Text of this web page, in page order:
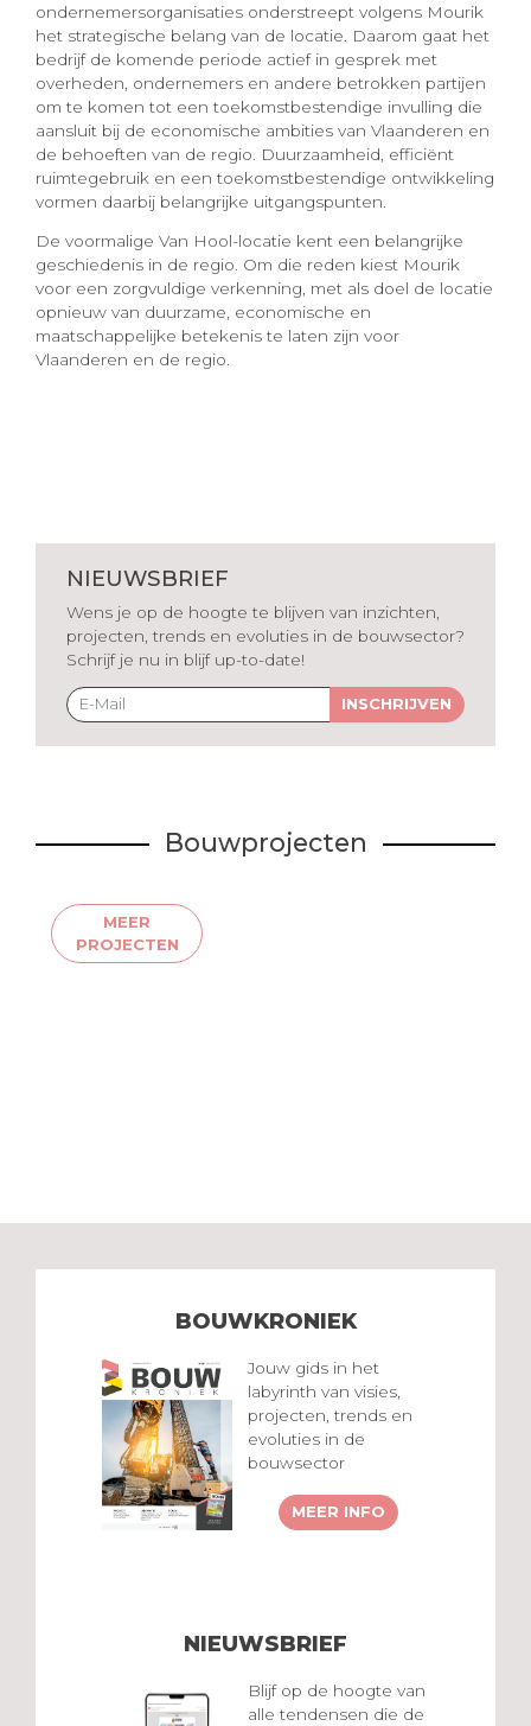
ondernemersorganisaties onderstreept volgens Mourik
het strategische belang van de locatie. Daarom gaat het
bedrijf de komende periode actief in gesprek met
overheden, ondernemers en andere betrokken partijen
om te komen tot een toekomstbestendige invulling die
aansluit bij de economische ambities van Vlaanderen en
de behoeften van de regio. Duurzaamheid, efficiënt
ruimtegebruik en een toekomstbestendige ontwikkeling
vormen daarbij belangrijke uitgangspunten.
De voormalige Van Hool-locatie kent een belangrijke
geschiedenis in de regio. Om die reden kiest Mourik
voor een zorgvuldige verkenning, met als doel de locatie
opnieuw van duurzame, economische en
maatschappelijke betekenis te laten zijn voor
Vlaanderen en de regio.
NIEUWSBRIEF
Wens je op de hoogte te blijven van inzichten,
projecten, trends en evoluties in de bouwsector?
Schrijf je nu in blijf up-to-date!
INSCHRIJVEN
Bouwprojecten
MEER
PROJECTEN
BOUWKRONIEK
Jouw gids in het
labyrinth van visies,
projecten, trends en
evoluties in de
bouwsector
MEER INFO
NIEUWSBRIEF
Blijf op de hoogte van
alle tendensen die de